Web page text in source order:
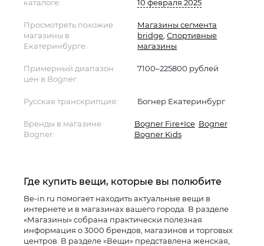
каталоге:
10 февраля 2025
Просмотреть похожие
магазины в
Екатеринбурге:
Магазины сегмента
bridge ,Спортивные
магазины
Примерный диапазон
цен в Bogner:
7100–225800 рублей
Русская транскрипция: Богнер Екатеринбург
Бренды в магазине
Bogner:
Bogner Fire+Ice Bogner
Bogner Kids
Где купить вещи, которые вы полюбите
Be-in.ru помогает находить актуальные вещи в
интернете и в магазинах вашего города. В разделе
«Магазины» собрана практически полезная
информация о 3000 брендов, магазинов и торговых
центров. В разделе «Вещи» представлена женская,